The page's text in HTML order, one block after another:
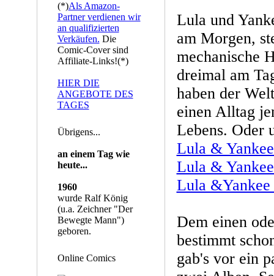
(*)Als Amazon-
Partner verdienen wir
an qualifizierten
Verkäufen. Die
Comic-Cover sind
Affiliate-Links!(*)
HIER DIE
ANGEBOTE DES
TAGES
Übrigens...
an einem Tag wie
heute...
1960
wurde Ralf König
(u.a. Zeichner "Der
Bewegte Mann")
geboren.
Online Comics
Lula und
am Morgen,
mechanische
dreimal am
haben der
einen Alltag
Lebens. Oder
Lula &
Lula &
Lula
Dem einen
bestimmt
gab's vor ein